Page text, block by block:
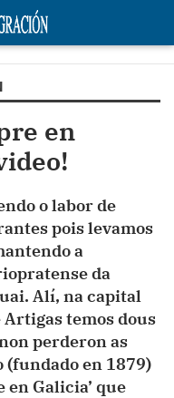
en
o labor de
pois levamos
a
da
Alí, na capital
temos dous
perderon as
(fundado en 1879)
en Galicia’ que